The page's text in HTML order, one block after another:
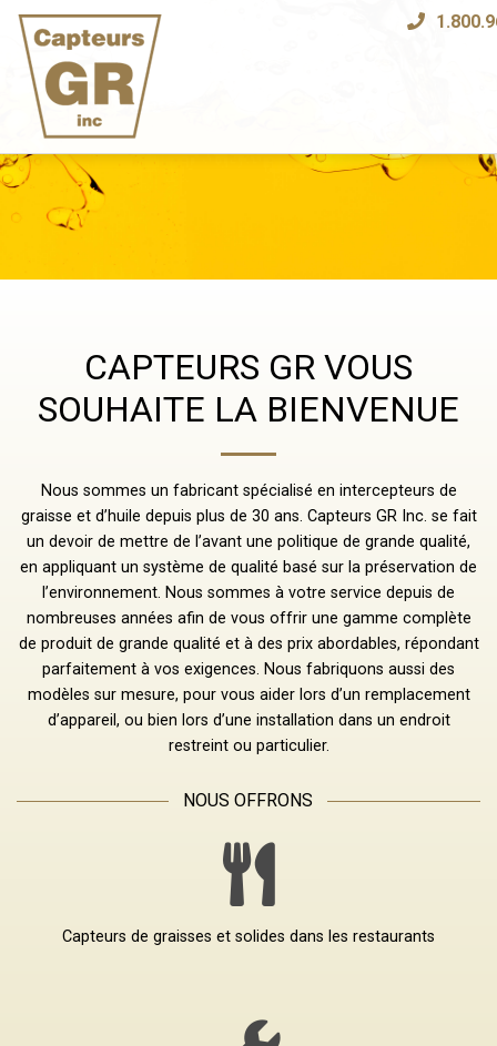
Previous Next
CAPTEURS GR VOUS
SOUHAITE LA BIENVENUE
Nous sommes un fabricant spécialisé en intercepteurs de
graisse et d’huile depuis plus de 30 ans. Capteurs GR Inc. se fait
un devoir de mettre de l’avant une politique de grande qualité,
en appliquant un système de qualité basé sur la préservation de
l’environnement. Nous sommes à votre service depuis de
nombreuses années afin de vous offrir une gamme complète
de produit de grande qualité et à des prix abordables, répondant
parfaitement à vos exigences. Nous fabriquons aussi des
modèles sur mesure, pour vous aider lors d’un remplacement
d’appareil, ou bien lors d’une installation dans un endroit
restreint ou particulier.
NOUS OFFRONS
Capteurs de graisses et solides dans les restaurants